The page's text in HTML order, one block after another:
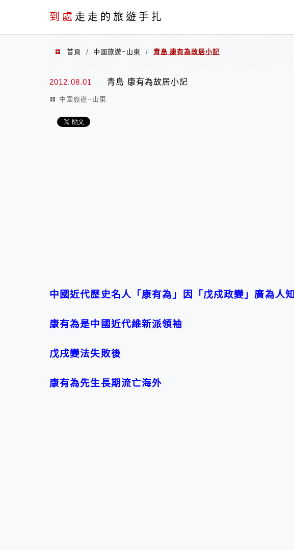
到處 走走的旅遊手扎
首頁 / 中國旅遊~山東 / 青島 康有為故居小記
2012.08.01 青島 康有為故居小記
中國旅遊~山東
中國近代歷史名人「康有為」因「戊戍政變」廣為人知
康有為是中國近代維新派領袖
戊戌變法失敗後
康有為先生長期流亡海外